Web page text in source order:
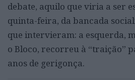
debate, aquilo que viria a ser
quinta-feira, da bancada
que intervieram: a esquerda,
o Bloco, recorreu à “traição”
anos de gerigonça.